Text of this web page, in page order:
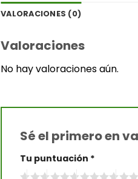
VALORACIONES (0)
Valoraciones
No hay valoraciones aún.
Sé el primero en
Tu puntuación *